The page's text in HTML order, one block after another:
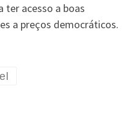
ter acesso a boas
a preços democráticos.